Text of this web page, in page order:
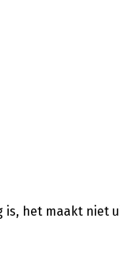
het maakt niet